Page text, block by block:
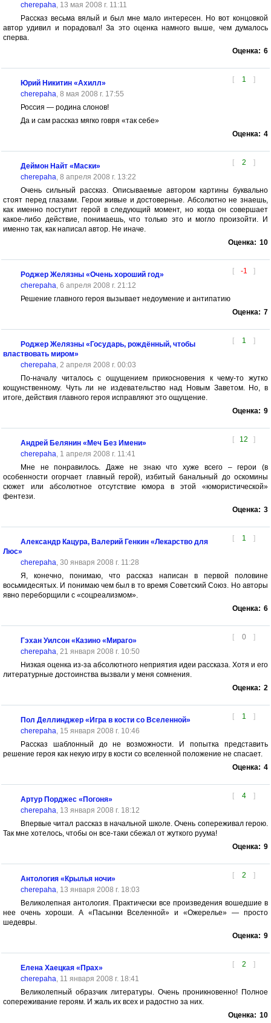
cherepaha, 13 мая 2008 г. 11:11
Рассказ весьма вялый и был мне мало интересен. Но вот концовкой
автор удивил и порадовал! За это оценка намного выше, чем думалось
сперва.
Оценка: 6
[ 1 ]
Юрий Никитин «Ахилл»
cherepaha, 8 мая 2008 г. 17:55
Россия — родина слонов!
Да и сам рассказ мягко говря «так себе»
Оценка: 4
[ 2 ]
Деймон Найт «Маски»
cherepaha, 8 апреля 2008 г. 13:22
Очень сильный рассказ. Описываемые автором картины буквально
стоят перед глазами. Герои живые и достоверные. Абсолютно не знаешь,
как именно поступит герой в следующий момент, но когда он совершает
какое-либо действие, понимаешь, что только это и могло произойти. И
именно так, как написал автор. Не иначе.
Оценка: 10
[ -1 ]
Роджер Желязны «Очень хороший год»
cherepaha, 6 апреля 2008 г. 21:12
Решение главного героя вызывает недоумение и антипатию
Оценка: 7
[ 1 ]
Роджер Желязны «Государь, рождённый, чтобы
властвовать миром»
cherepaha, 2 апреля 2008 г. 00:03
По-началу читалось с ощущением прикосновения к чему-то жутко
кощунственному. Чуть ли не издевательство над Новым Заветом. Но, в
итоге, действия главного героя исправляют это ощущение.
Оценка: 9
[ 12 ]
Андрей Белянин «Меч Без Имени»
cherepaha, 1 апреля 2008 г. 11:41
Мне не понравилось. Даже не знаю что хуже всего – герои (в
особенности огорчает главный герой), избитый банальный до оскомины
сюжет или абсолютное отсутствие юмора в этой «юмористической»
фентези.
Оценка: 3
[ 1 ]
Александр Кацура, Валерий Генкин «Лекарство для
Люс»
cherepaha, 30 января 2008 г. 11:28
Я, конечно, понимаю, что рассказ написан в первой половине
восьмидесятых. И понимаю чем был в то время Советский Союз. Но авторы
явно переборщили с «соцреализмом».
Оценка: 6
[ 0 ]
Гэхан Уилсон «Казино «Мираго»
cherepaha, 21 января 2008 г. 10:50
Низкая оценка из-за абсолютного неприятия идеи рассказа. Хотя и его
литературные достоинства вызвали у меня сомнения.
Оценка: 2
[ 1 ]
Пол Деллинджер «Игра в кости со Вселенной»
cherepaha, 15 января 2008 г. 10:46
Рассказ шаблонный до не возможности. И попытка представить
решение героя как некую игру в кости со вселенной положение не спасает.
Оценка: 4
[ 4 ]
Артур Порджес «Погоня»
cherepaha, 13 января 2008 г. 18:12
Впервые читал рассказ в начальной школе. Очень сопереживал герою.
Так мне хотелось, чтобы он все-таки сбежал от жуткого руума!
Оценка: 9
[ 2 ]
Антология «Крылья ночи»
cherepaha, 13 января 2008 г. 18:03
Великолепная антология. Практически все произведения вошедшие в
нее очень хороши. А «Пасынки Вселенной» и «Ожерелье» — просто
шедевры.
Оценка: 9
[ 2 ]
Елена Хаецкая «Прах»
cherepaha, 11 января 2008 г. 18:41
Великолепный образчик литературы. Очень проникновенно! Полное
сопереживание героям. И жаль их всех и радостно за них.
Оценка: 10